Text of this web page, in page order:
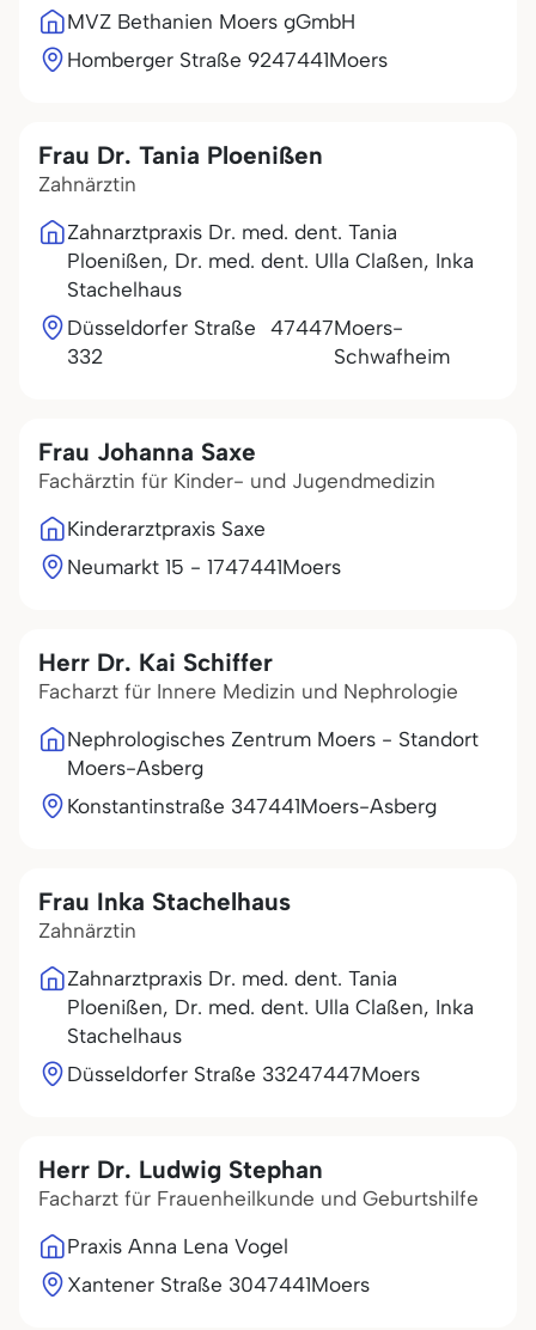
MVZ Bethanien Moers gGmbH
Homberger Straße 9247441Moers
Frau Dr. Tania Ploenißen
Zahnärztin
Zahnarztpraxis Dr. med. dent. Tania
Ploenißen, Dr. med. dent. Ulla Claßen, Inka
Stachelhaus
Düsseldorfer Straße
332
47447Moers-
Schwafheim
Frau Johanna Saxe
Fachärztin für Kinder- und Jugendmedizin
Kinderarztpraxis Saxe
Neumarkt 15 - 1747441Moers
Herr Dr. Kai Schiffer
Facharzt für Innere Medizin und Nephrologie
Nephrologisches Zentrum Moers - Standort
Moers-Asberg
Konstantinstraße 347441Moers-Asberg
Frau Inka Stachelhaus
Zahnärztin
Zahnarztpraxis Dr. med. dent. Tania
Ploenißen, Dr. med. dent. Ulla Claßen, Inka
Stachelhaus
Düsseldorfer Straße 33247447Moers
Herr Dr. Ludwig Stephan
Facharzt für Frauenheilkunde und Geburtshilfe
Praxis Anna Lena Vogel
Xantener Straße 3047441Moers